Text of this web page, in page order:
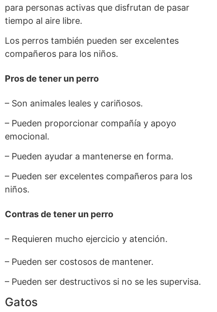
para personas activas que disfrutan de pasar
tiempo al aire libre.
Los perros también pueden ser excelentes
compañeros para los niños.
Pros de tener un perro
– Son animales leales y cariñosos.
– Pueden proporcionar compañía y apoyo
emocional.
– Pueden ayudar a mantenerse en forma.
– Pueden ser excelentes compañeros para los
niños.
Contras de tener un perro
– Requieren mucho ejercicio y atención.
– Pueden ser costosos de mantener.
– Pueden ser destructivos si no se les supervisa.
Gatos